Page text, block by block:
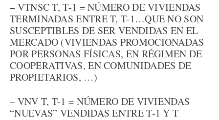
– VTNSC T, T-1 = NÚMERO DE VIVIENDAS
TERMINADAS ENTRE T, T-1…QUE NO SON
SUSCEPTIBLES DE SER VENDIDAS EN EL
MERCADO (VIVIENDAS PROMOCIONADAS
POR PERSONAS FÍSICAS, EN RÉGIMEN DE
COOPERATIVAS, EN COMUNIDADES DE
PROPIETARIOS, …)
– VNV T, T-1 = NÚMERO DE VIVIENDAS
“NUEVAS” VENDIDAS ENTRE T-1 Y T